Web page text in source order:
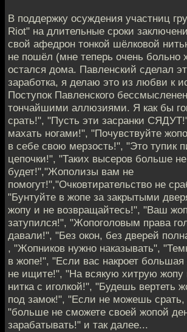
В поддержку осуждения участниц
Riot" на длительные сроки
свой афедрон тонкой шёлковой
не пошёл (мне теперь очень больно
остался дома. Павленский сделал
заработка, я делаю это из любви к
Поступок Павленского
тончайшими аллюзиями. Я как бы
срать!", "Пусть эти засранки
махать ногами!", "Почувствуйте
в себе свою мерзость!", "Это тупик
цепочки!", "Таких высеров больше не
будет!","Жополизы вам не
помогут!","Очковтирательство не
"Бунтуйте в жопе за закрытыми
жопу и не возвращайтесь!", "Ваш
затупился!", "Жопоголовым права
давали!", "Без окон, без дверей
, "Жопников нужно наказывать",
в жопе!", "Если вас накроет большая
не ищите!", "На всякую хитрую жопу
нитка с иголкой!", "Будешь вертеть
под замок!", "Если не можешь
"больше не сможете своей жопой
зарабатывать!" и так далее...